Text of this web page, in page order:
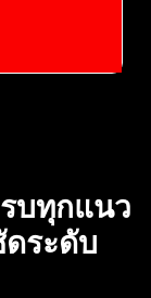
บทุกแนว
ระดับ